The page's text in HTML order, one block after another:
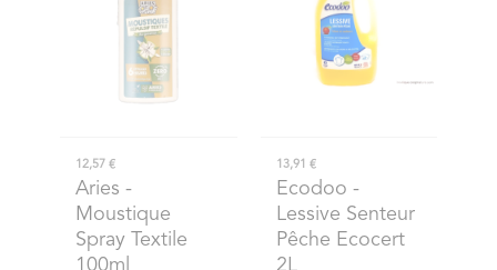
12,57 €
Aries -
Moustique
Spray Textile
100ml
13,91 €
Ecodoo -
Lessive Senteur
Pêche Ecocert
2L